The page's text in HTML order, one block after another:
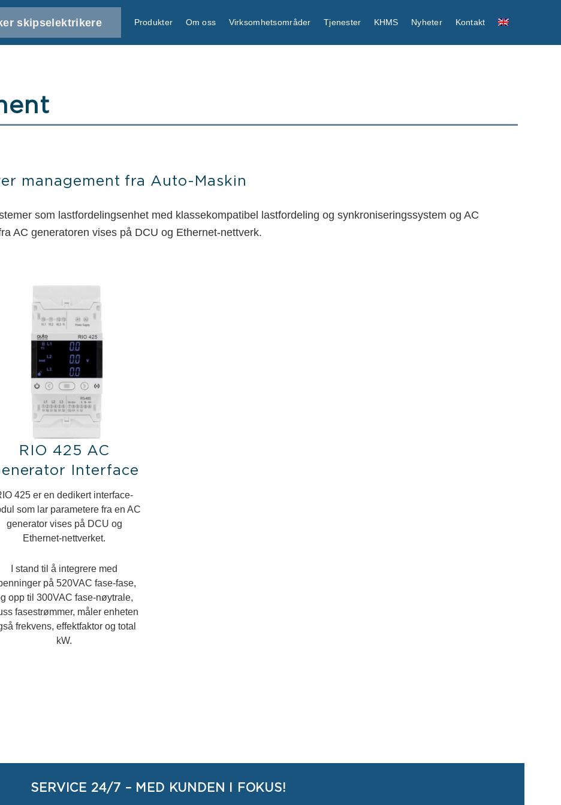
skipselektrikere Produkter Om oss Virksomhetsområder Tjenester KHMS Nyheter Kontakt
management fra Auto-Maskin
som lastfordelingsenhet med klassekompatibel lastfordeling og synkroniseringssystem og AC
AC generatoren vises på DCU og Ethernet-nettverk.
RIO 425 AC
Interface
425 er en dedikert interface-
som lar parametere fra en AC
generator vises på DCU og
Ethernet-nettverket.
I stand til å integrere med
på 520VAC fase-fase,
opp til 300VAC fase-nøytrale,
fasestrømmer, måler enheten
frekvens, effektfaktor og total
kW.
SERVICE 24/7 – MED KUNDEN I FOKUS!